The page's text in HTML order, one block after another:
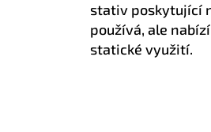
stativ poskytující
používá, ale
statické využití.